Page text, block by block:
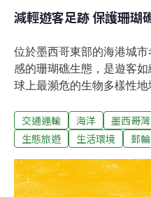
減輕遊客足跡 保護珊瑚
位於墨西哥東部的海港城
感的珊瑚礁生態，是遊客
球上最瀕危的生物多樣性
訂一項保育協定，可望減
態的破壞。這份協定屬於「
遊業者、私人部門和當地
考祖梅自然資源的脆弱，
交通運輸 海洋 墨西哥灣
生態旅遊
生活環境 郵輪